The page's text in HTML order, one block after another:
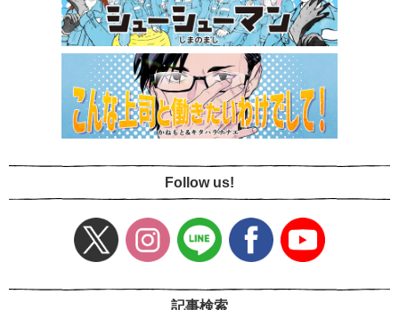
Follow us!
記事検索